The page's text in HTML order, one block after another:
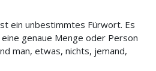
ein unbestimmtes Fürwort. Es
genaue Menge oder Person
man, etwas, nichts, jemand,